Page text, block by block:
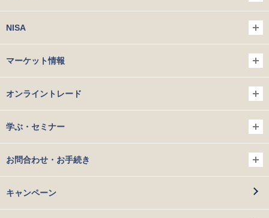
NISA
マーケット情報
オンライントレード
学ぶ・セミナー
お問合わせ・お手続き
キャンペーン